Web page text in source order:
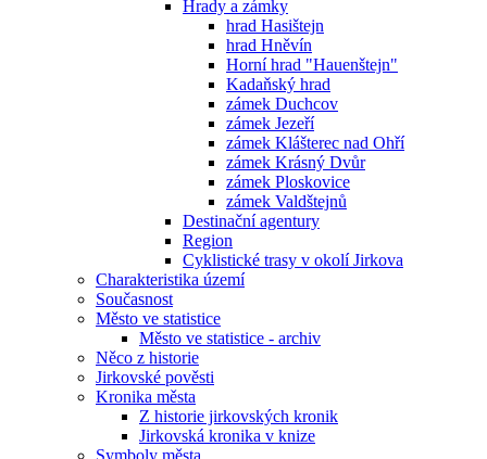
Hrady a zámky
hrad Hasištejn
hrad Hněvín
Horní hrad "Hauenštejn"
Kadaňský hrad
zámek Duchcov
zámek Jezeří
zámek Klášterec nad Ohří
zámek Krásný Dvůr
zámek Ploskovice
zámek Valdštejnů
Destinační agentury
Region
Cyklistické trasy v okolí Jirkova
Charakteristika území
Současnost
Město ve statistice
Město ve statistice - archiv
Něco z historie
Jirkovské pověsti
Kronika města
Z historie jirkovských kronik
Jirkovská kronika v knize
Symboly města